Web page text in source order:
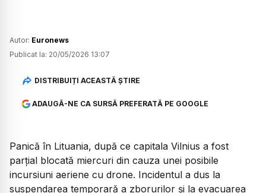
Autor: Euronews
Publicat la: 20/05/2026 13:07
DISTRIBUIȚI ACEASTĂ ȘTIRE
ADAUGĂ-NE CA SURSĂ PREFERATĂ PE GOOGLE
Panică în Lituania, după ce capitala Vilnius a fost
parțial blocată miercuri din cauza unei posibile
incursiuni aeriene cu drone. Incidentul a dus la
suspendarea temporară a zborurilor și la evacuarea